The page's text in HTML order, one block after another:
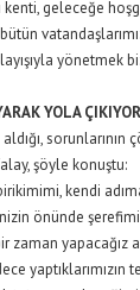
geleceğe
yönetmek
YOLA
şöyle konuştu:
kendi
önünde
zaman yapacağız
yaptıklarımızın